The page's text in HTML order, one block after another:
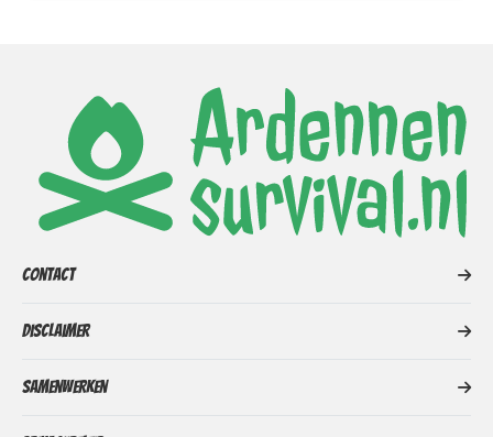
Contact
Disclaimer
Samenwerken